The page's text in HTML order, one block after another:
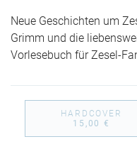
Neue Geschichten um
Grimm und die
Vorlesebuch für Zesel-
HARDCOVER
15,00 €